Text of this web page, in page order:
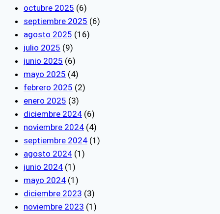
octubre 2025 (6)
septiembre 2025 (6)
agosto 2025 (16)
julio 2025 (9)
junio 2025 (6)
mayo 2025 (4)
febrero 2025 (2)
enero 2025 (3)
diciembre 2024 (6)
noviembre 2024 (4)
septiembre 2024 (1)
agosto 2024 (1)
junio 2024 (1)
mayo 2024 (1)
diciembre 2023 (3)
noviembre 2023 (1)